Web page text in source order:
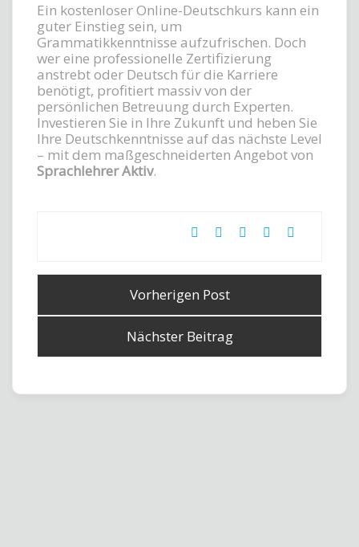
Ein kostenloser Online-Deutschkurs kann ein
guter Einstieg sein, um
Grammatikkenntnisse aufzufrischen. Doch
wer eine professionelle Zertifizierung
anstrebt oder Deutsch für die Karriere
benötigt, profitiert massiv von der
persönlichen Betreuung durch Experten.
Investieren Sie in Ihre Zukunft und heben Sie
Ihre Deutschkenntnisse auf das nächste Level
– mit dem maßgeschneiderten Angebot von
Sprachlehrer Aktiv.
Vorherigen Post
Nächster Beitrag